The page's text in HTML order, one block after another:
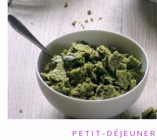
PETIT-DÉJEUNER